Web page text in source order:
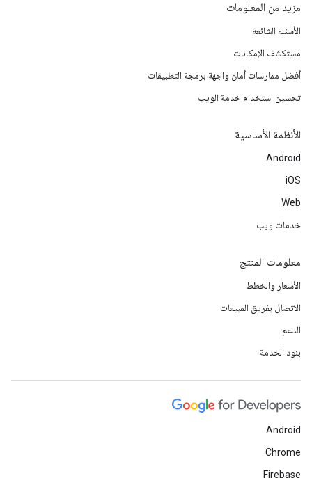
مزيد من المعلومات
الأسئلة الشائعة
مستكشف الإمكانات
أفضل ممارسات أمان واجهة برمجة التطبيقات
تحسين استخدام خدمة الويب
الأنظمة الأساسية
Android
iOS
Web
خدمات ويب
معلومات المنتج
الأسعار والخطط
الاتصال بفريق المبيعات
الدعم
بنود الخدمة
Android
Chrome
Firebase